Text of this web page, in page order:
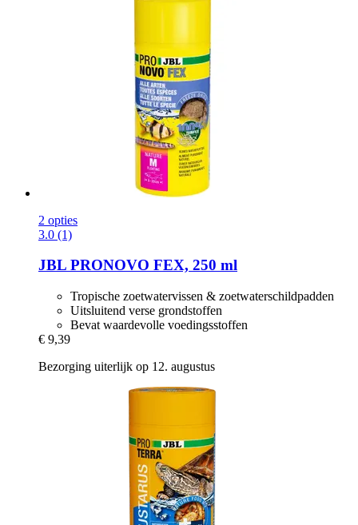
2 opties
3.0 (1)
JBL PRONOVO FEX, 250 ml
Tropische zoetwatervissen & zoetwaterschildpadden
Uitsluitend verse grondstoffen
Bevat waardevolle voedingsstoffen
€ 9,39
Bezorging uiterlijk op 12. augustus